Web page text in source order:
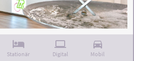
Stationär Digital Mobil